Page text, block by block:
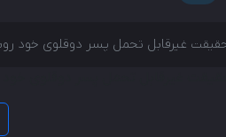
حقیقت غیرقابل تحمل پسر دوقلوی خود